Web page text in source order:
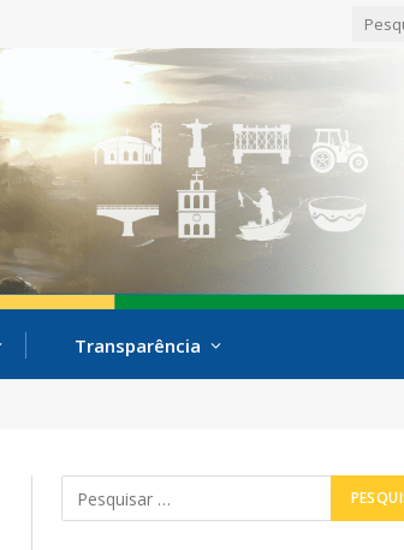
Transparência